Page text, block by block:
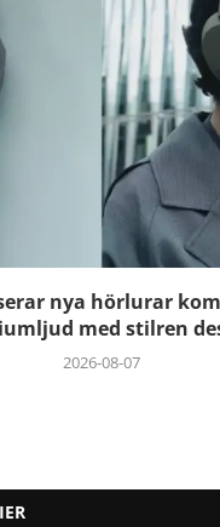
nya hörlurar
med stilren
2026-08-07